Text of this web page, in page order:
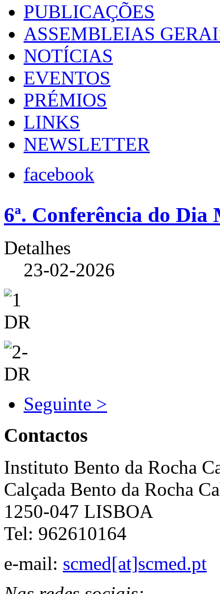
PUBLICAÇÕES
ASSEMBLEIAS
NOTÍCIAS
EVENTOS
PRÉMIOS
LINKS
NEWSLETTER
facebook
6ª. Conferência do Dia
Detalhes
23-02-2026
Seguinte >
Contactos
Instituto Bento da Rocha
Calçada Bento da Rocha
1250-047 LISBOA
Tel: 962610164
e-mail: scmed[at]scmed.pt